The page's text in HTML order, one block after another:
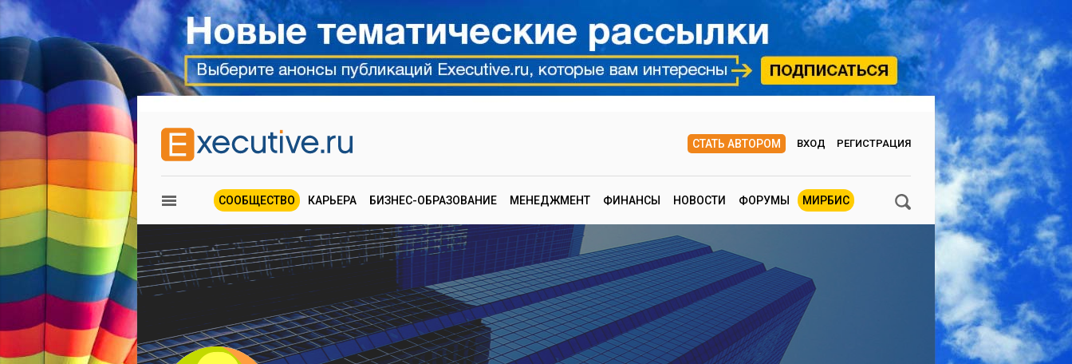
СТАТЬ АВТОРОМ ВХОД РЕГИСТРАЦИЯ
СООБЩЕСТВО КАРЬЕРА БИЗНЕС-ОБРАЗОВАНИЕ МЕНЕДЖМЕНТ ФИНАНСЫ НОВОСТИ ФОРУМЫ МИРБИС